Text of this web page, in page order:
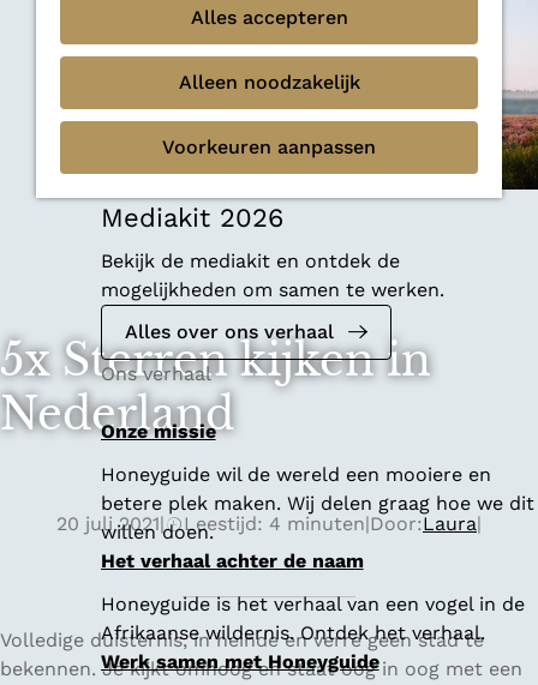
Alles accepteren
Alleen noodzakelijk
Voorkeuren aanpassen
Mediakit 2026
Bekijk de mediakit en ontdek de
mogelijkheden om samen te werken.
Alles over ons verhaal
Ons verhaal
Onze missie
Honeyguide wil de wereld een mooiere en
betere plek maken. Wij delen graag hoe we dit
willen doen.
Het verhaal achter de naam
Honeyguide is het verhaal van een vogel in de
Afrikaanse wildernis. Ontdek het verhaal.
Werk samen met Honeyguide
5x Sterren kijken in
Nederland
20 juli 2021| Leestijd: 4 minuten|Door:Laura|
Volledige duisternis, in heinde en verre geen stad te
bekennen. Je kijkt omhoog en staat oog in oog met een